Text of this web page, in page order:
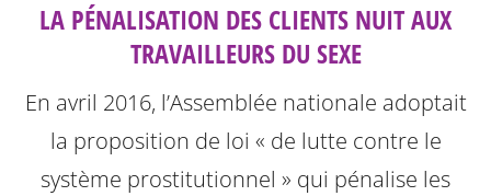
LA PÉNALISATION DES CLIENTS NUIT AUX
TRAVAILLEURS DU SEXE
En avril 2016, l’Assemblée nationale adoptait
la proposition de loi « de lutte contre le
système prostitutionnel » qui pénalise les